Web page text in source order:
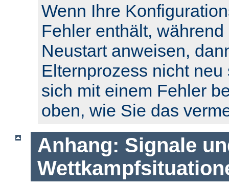
Wenn Ihre
Fehler enthält,
Neustart anweisen,
Elternprozess nicht
sich mit einem Fehler
oben, wie Sie das
Anhang: Signale